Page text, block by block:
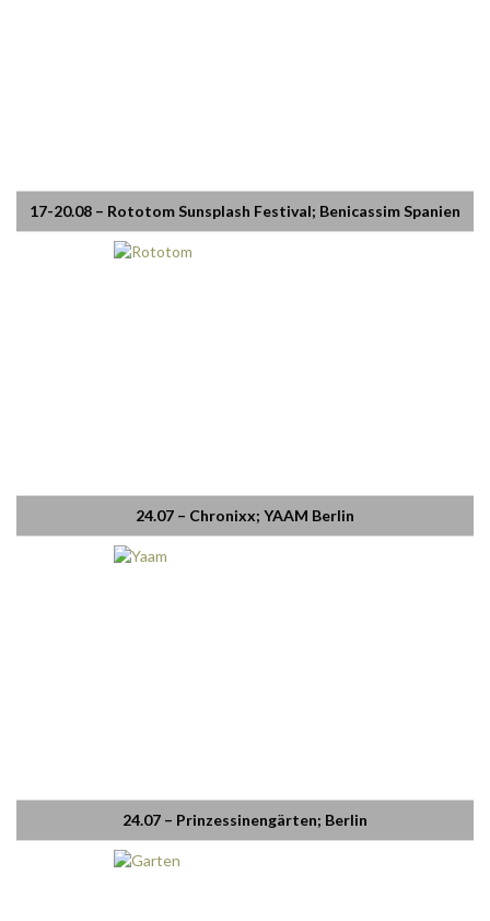
17-20.08 – Rototom Sunsplash Festival; Benicassim Spanien
24.07 – Chronixx; YAAM Berlin
24.07 – Prinzessinengärten; Berlin